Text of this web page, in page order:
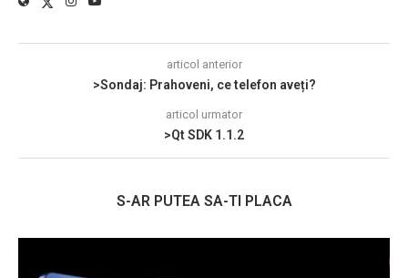
articol anterior
>Sondaj: Prahoveni, ce telefon aveți?
articol urmator
>Qt SDK 1.1.2
S-AR PUTEA SA-TI PLACA